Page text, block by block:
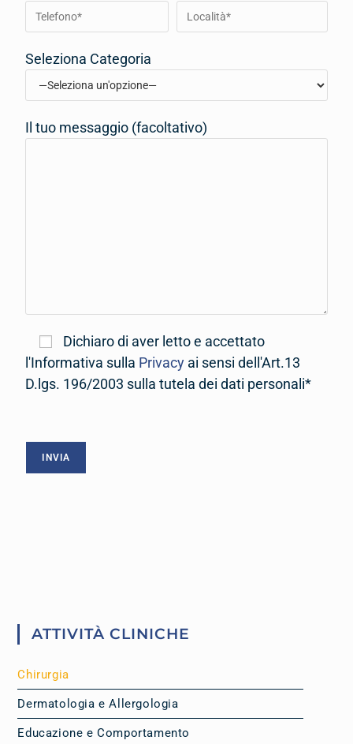
Seleziona Categoria
Il tuo messaggio (facoltativo)
Dichiaro di aver letto e accettato
l'Informativa sulla Privacy ai sensi dell'Art.13
D.lgs. 196/2003 sulla tutela dei dati personali*
ATTIVITÀ CLINICHE
Chirurgia
Dermatologia e Allergologia
Educazione e Comportamento